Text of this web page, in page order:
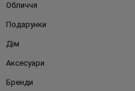
Обличчя
Подарунки
Дім
Аксесуари
Бренди